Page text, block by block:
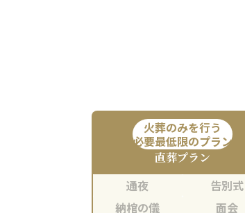
火葬のみを行う
必要最低限のプラン
直葬プラン
通夜
告別式
納棺の儀
面会